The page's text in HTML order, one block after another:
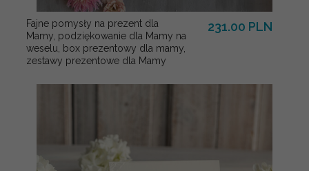
Fajne pomysły na prezent dla
Mamy, podziękowanie dla Mamy na
weselu, box prezentowy dla mamy,
zestawy prezentowe dla Mamy
231.00 PLN